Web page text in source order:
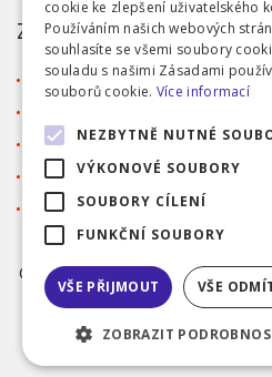
ZÁKAZNICKÝ SERVIS
Obchodní podmínky
Reklamace
Přihlášení
Registrace
©2026 MODA ČAPEK s.r.o. Made
|
nastavení
cookie ke zlepšení uživatelského
Používáním našich webových
souhlasíte se všemi soubory
souladu s našimi Zásadami
souborů cookie. Více informací
NEZBYTNĚ NUTNÉ
VÝKONOVÉ SOUBORY
SOUBORY CÍLENÍ
FUNKČNÍ SOUBORY
VŠE PŘIJMOUT VŠE
ZOBRAZIT